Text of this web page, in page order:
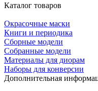
Каталог товаров
Окрасочные маски
Книги и периодика
Сборные модели
Собранные модели
Материалы для диорам
Наборы для конверсии
Дополнительная